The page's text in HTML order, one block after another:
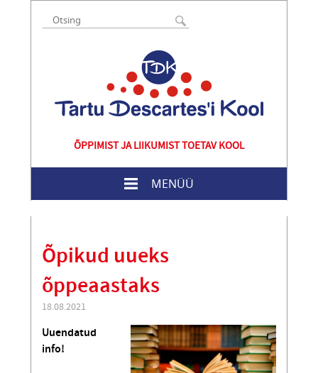
ÕPPIMIST JA LIIKUMIST TOETAV KOOL
MENÜÜ
Õpikud uueks
õppeaastaks
18.08.2021
Uuendatud
info!